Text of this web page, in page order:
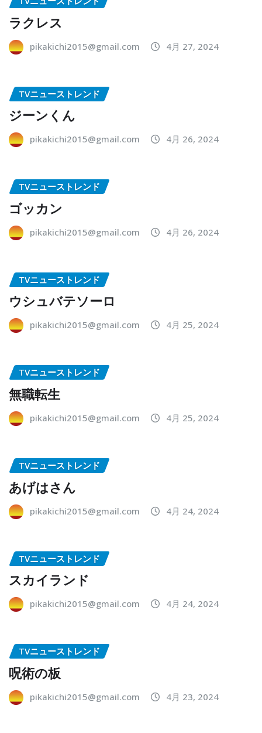
ラクレス
pikakichi2015@gmail.com 4月 27, 2024
TVニューストレンド
ジーンくん
pikakichi2015@gmail.com 4月 26, 2024
TVニューストレンド
ゴッカン
pikakichi2015@gmail.com 4月 26, 2024
TVニューストレンド
ウシュバテソーロ
pikakichi2015@gmail.com 4月 25, 2024
TVニューストレンド
無職転生
pikakichi2015@gmail.com 4月 25, 2024
TVニューストレンド
あげはさん
pikakichi2015@gmail.com 4月 24, 2024
TVニューストレンド
スカイランド
pikakichi2015@gmail.com 4月 24, 2024
TVニューストレンド
呪術の板
pikakichi2015@gmail.com 4月 23, 2024